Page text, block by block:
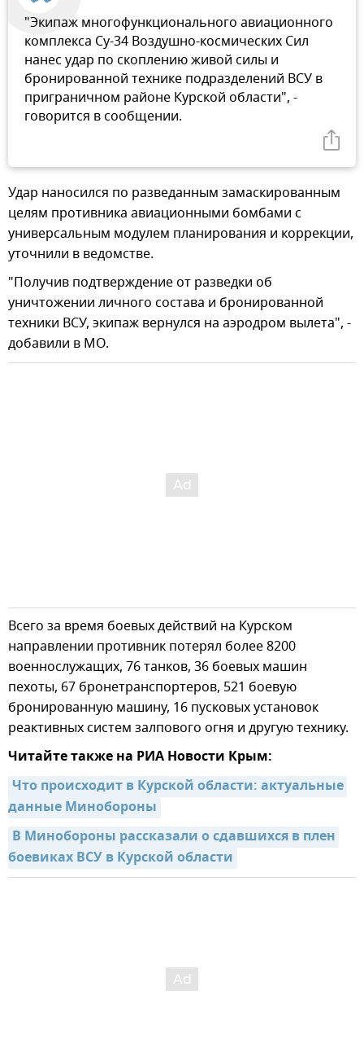
"Экипаж многофункционального авиационного
комплекса Су-34 Воздушно-космических Сил
нанес удар по скоплению живой силы и
бронированной технике подразделений ВСУ в
приграничном районе Курской области", -
говорится в сообщении.
Удар наносился по разведанным замаскированным
целям противника авиационными бомбами с
универсальным модулем планирования и коррекции,
уточнили в ведомстве.
"Получив подтверждение от разведки об
уничтожении личного состава и бронированной
техники ВСУ, экипаж вернулся на аэродром вылета", -
добавили в МО.
Всего за время боевых действий на Курском
направлении противник потерял более 8200
военнослужащих, 76 танков, 36 боевых машин
пехоты, 67 бронетранспортеров, 521 боевую
бронированную машину, 16 пусковых установок
реактивных систем залпового огня и другую технику.
Читайте также на РИА Новости Крым:
Что происходит в Курской области: актуальные
данные Минобороны
В Минобороны рассказали о сдавшихся в плен
боевиках ВСУ в Курской области